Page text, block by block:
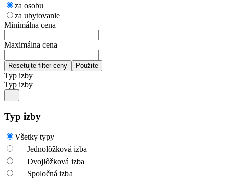
za osobu
za ubytovanie
Minimálna cena
Maximálna cena
Typ izby
Typ izby
Typ izby
Všetky typy
Jednolôžková izba
Dvojlôžková izba
Spoločná izba